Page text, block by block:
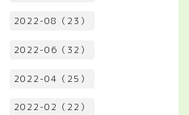
2022-08（23）
2022-06（32）
2022-04（25）
2022-02（22）